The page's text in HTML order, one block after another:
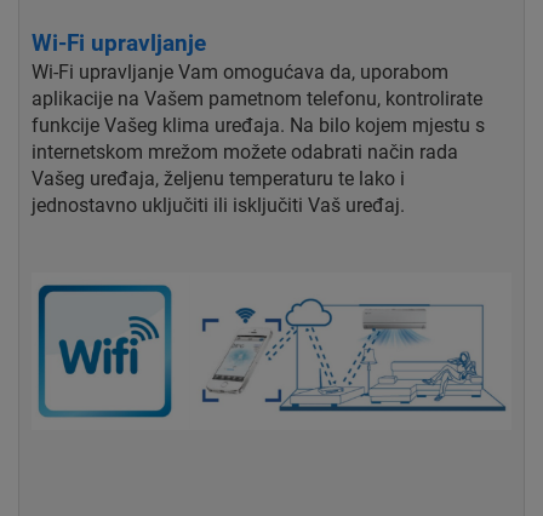
Wi-Fi upravljanje
Wi-Fi upravljanje Vam omogućava da, uporabom
aplikacije na Vašem pametnom telefonu, kontrolirate
funkcije Vašeg klima uređaja. Na bilo kojem mjestu s
internetskom mrežom možete odabrati način rada
Vašeg uređaja, željenu temperaturu te lako i
jednostavno uključiti ili isključiti Vaš uređaj.